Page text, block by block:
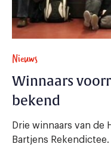
Nieuws
Winnaars
bekend
Drie winnaars van de
Bartjens Rekendictee.